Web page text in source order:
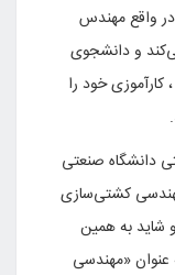
واقع مهندس
و دانشجوی
خود را
دانشگاه صنعتی
کشتی‌سازی
شاید به همین
عنوان «مهندسی